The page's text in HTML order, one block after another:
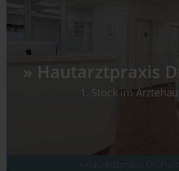
» Hautarztpraxis
1. Stock im